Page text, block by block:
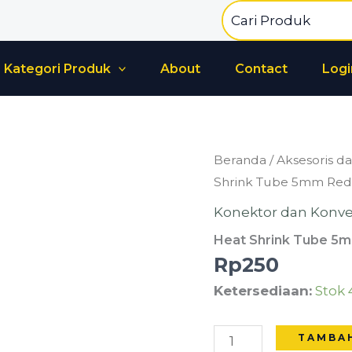
Search
for:
Kategori Produk About Contact
Beranda /Aksesoris
Shrink Tube 5mm
Konektor dan
Heat Shrink Tube
Rp250
Ketersediaan: Stok
Kuantitas
Heat
Shrink
5mm
Red
(1cm)